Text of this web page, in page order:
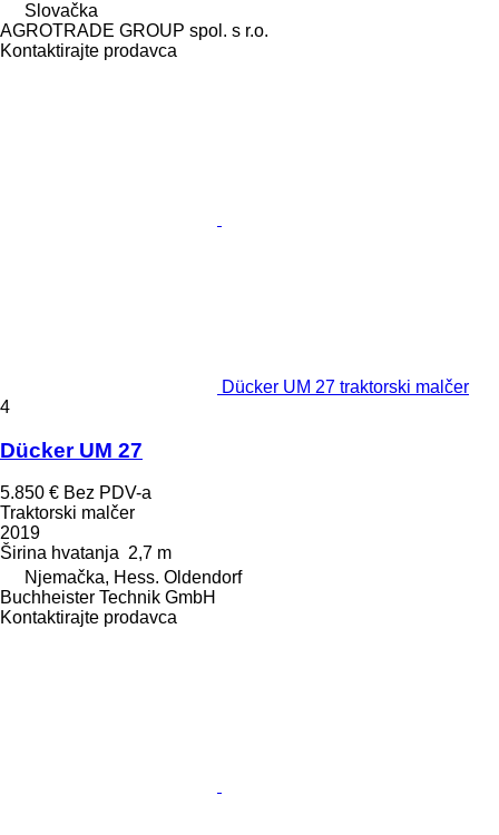
Slovačka
AGROTRADE GROUP spol. s r.o.
Kontaktirajte prodavca
Dücker UM 27 traktorski malčer
4
Dücker UM 27
5.850 € Bez PDV-a
Traktorski malčer
2019
Širina hvatanja 2,7 m
Njemačka, Hess. Oldendorf
Buchheister Technik GmbH
Kontaktirajte prodavca